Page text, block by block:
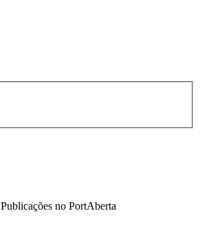
Publicações no PortAberta